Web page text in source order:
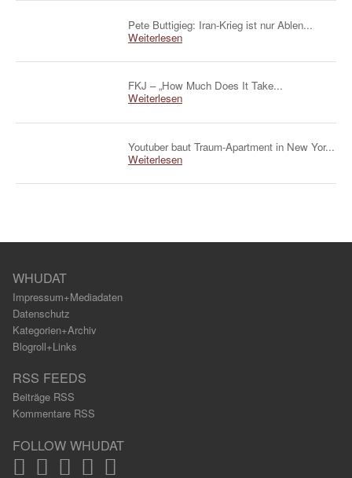
Pete Buttigieg: Iran-Krieg ist nur Ablen...
Weiterlesen
FKJ – „How Much Does It Take...
Weiterlesen
Youtuber baut Traum-Apartment in New Yor...
Weiterlesen
WHUDAT
Impressum+Mediadaten
Datenschutz
Kategorien+Archiv
Blogroll+Links
RSS FEEDS
Beiträge RSS
Kommentare RSS
FOLLOW WHUDAT